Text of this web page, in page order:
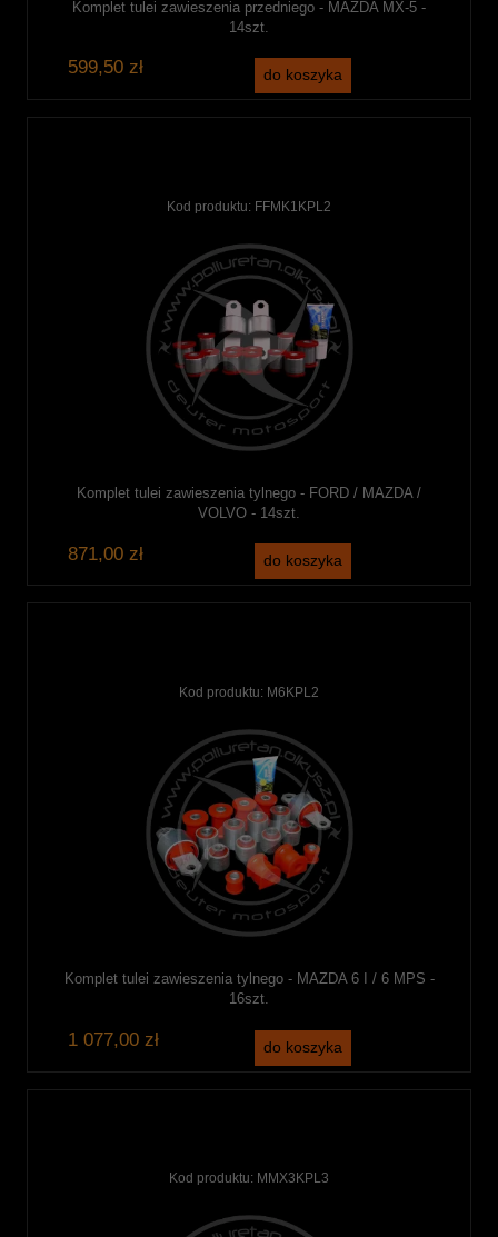
Komplet tulei zawieszenia przedniego - MAZDA MX-5 -
14szt.
599,50 zł do koszyka
Kod produktu: FFMK1KPL2
Komplet tulei zawieszenia tylnego - FORD / MAZDA /
VOLVO - 14szt.
871,00 zł do koszyka
Kod produktu: M6KPL2
Komplet tulei zawieszenia tylnego - MAZDA 6 I / 6 MPS -
16szt.
1 077,00 zł do koszyka
Kod produktu: MMX3KPL3